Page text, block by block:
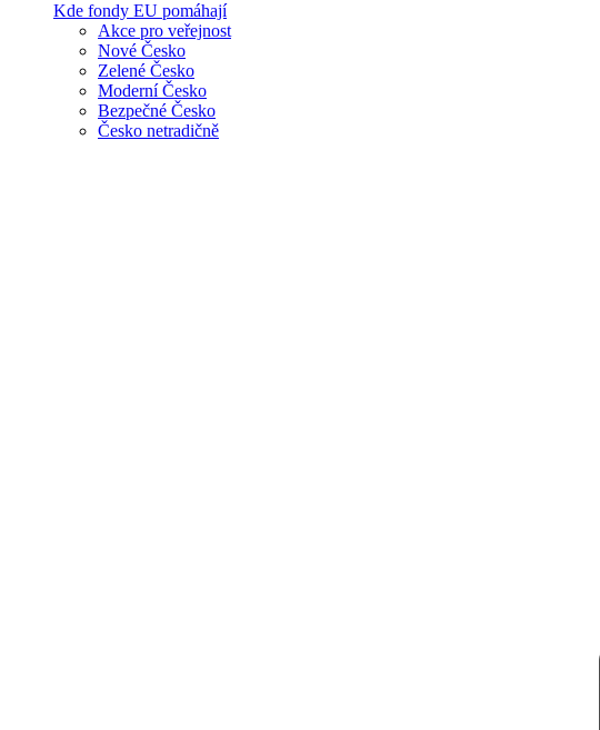
Kde fondy EU pomáhají
Akce pro veřejnost
Nové Česko
Zelené Česko
Moderní Česko
Bezpečné Česko
Česko netradičně